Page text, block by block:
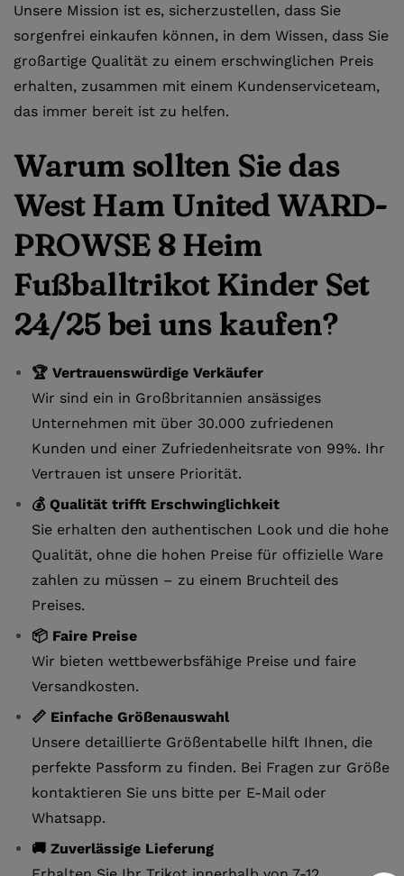
Unsere Mission ist es, sicherzustellen, dass Sie
sorgenfrei einkaufen können, in dem Wissen, dass Sie
großartige Qualität zu einem erschwinglichen Preis
erhalten, zusammen mit einem Kundenserviceteam,
das immer bereit ist zu helfen.
Warum sollten Sie das
West Ham United WARD-
PROWSE 8 Heim
Fußballtrikot Kinder Set
24/25 bei uns kaufen?
🏆 Vertrauenswürdige Verkäufer
Wir sind ein in Großbritannien ansässiges
Unternehmen mit über 30.000 zufriedenen
Kunden und einer Zufriedenheitsrate von 99%. Ihr
Vertrauen ist unsere Priorität.
💰 Qualität trifft Erschwinglichkeit
Sie erhalten den authentischen Look und die hohe
Qualität, ohne die hohen Preise für offizielle Ware
zahlen zu müssen – zu einem Bruchteil des
Preises.
📦 Faire Preise
Wir bieten wettbewerbsfähige Preise und faire
Versandkosten.
📏 Einfache Größenauswahl
Unsere detaillierte Größentabelle hilft Ihnen, die
perfekte Passform zu finden. Bei Fragen zur Größe
kontaktieren Sie uns bitte per E-Mail oder
Whatsapp.
🚚 Zuverlässige Lieferung